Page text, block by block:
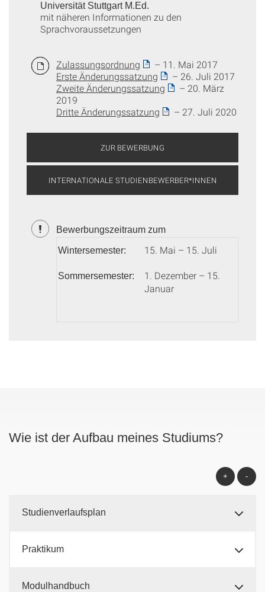
Universität Stuttgart M.Ed.
mit näheren Informationen zu den
Sprachvoraussetzungen
Zulassungsordnung
– 11. Mai 2017
Erste Änderungssatzung
– 26. Juli 2017
Zweite Änderungssatzung
– 20. März
2019
Dritte Änderungssatzung
– 27. Juli 2020
ZUR BEWERBUNG
INTERNATIONALE STUDIENBEWERBER*INNEN
Bewerbungszeitraum zum
Wintersemester: 15. Mai – 15. Juli
Sommersemester:
1. Dezember – 15.
Januar
Wie ist der Aufbau meines Studiums?
+ -
Studienverlaufsplan
Praktikum
Modulhandbuch